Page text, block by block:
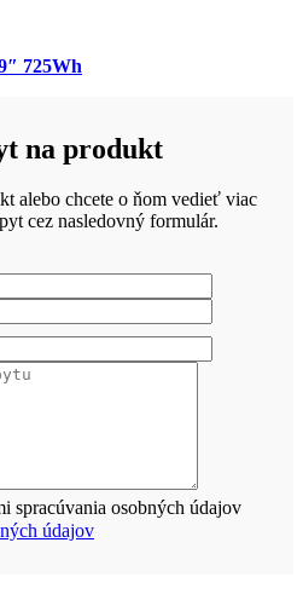
725Wh
na produkt
alebo chcete o ňom vedieť viac
cez nasledovný formulár.
spracúvania osobných údajov
údajov